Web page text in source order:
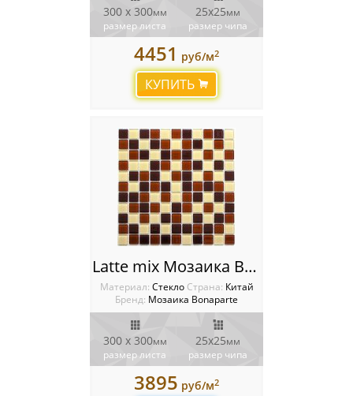
Мозаика Опера Декора
300 x 300мм
размер листа
25х25мм
размер чипа
4451 руб/м2
КУПИТЬ
Latte mix Мозаика Bonaparte
Материал: Стекло Cтрана: Китай
Бренд: Мозаика Bonaparte
300 x 300мм
размер листа
25х25мм
размер чипа
3895 руб/м2